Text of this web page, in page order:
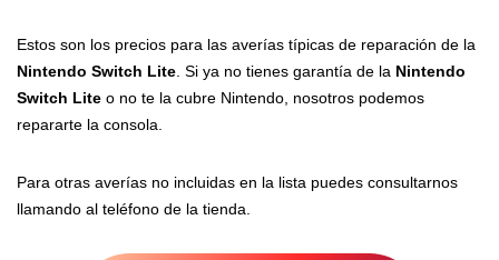
Estos son los precios para las averías típicas de reparación de la
Nintendo Switch Lite. Si ya no tienes garantía de la Nintendo
Switch Lite o no te la cubre Nintendo, nosotros podemos
repararte la consola.
Para otras averías no incluidas en la lista puedes consultarnos
llamando al teléfono de la tienda.